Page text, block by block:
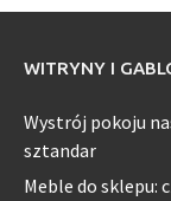
WITRYNY I
Wystrój pokoju
sztandar
Meble do sklepu: